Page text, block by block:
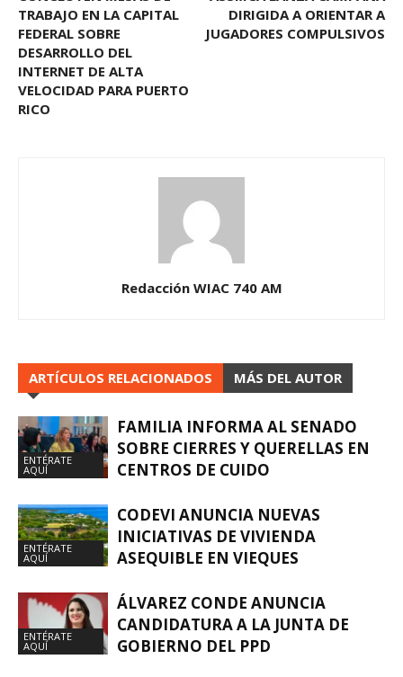
TRABAJO EN LA CAPITAL
FEDERAL SOBRE
DESARROLLO DEL
INTERNET DE ALTA
VELOCIDAD PARA PUERTO
RICO
DIRIGIDA A ORIENTAR A
JUGADORES COMPULSIVOS
Redacción WIAC 740 AM
ARTÍCULOS RELACIONADOS MÁS DEL AUTOR
ENTÉRATE
AQUÍ
FAMILIA INFORMA AL SENADO
SOBRE CIERRES Y QUERELLAS EN
CENTROS DE CUIDO
ENTÉRATE
AQUÍ
CODEVI ANUNCIA NUEVAS
INICIATIVAS DE VIVIENDA
ASEQUIBLE EN VIEQUES
ENTÉRATE
AQUÍ
ÁLVAREZ CONDE ANUNCIA
CANDIDATURA A LA JUNTA DE
GOBIERNO DEL PPD